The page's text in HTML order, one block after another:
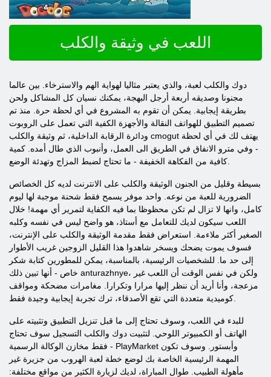
اللعب في وثيقة والكلب
دوك والكلب لعبة، والذي يعتبر مثاليا لهواية الهم والاسترخاء. بين عالما
مجنونا وصديقه أربعة أرجل البهجة، يمكنك نسيان كل المشاكل ولحن
بطريقة إيجابية. يمكن أن تقوم به المشروع في أي لحظة حرة. منذ تم
تصميم التطبيق للهواتف النقالة والأجهزة الكفية التي تعمل على الروبوت
ودائرة الرقابة الداخلية، ثم وثيقة والكلب cmogut يهتف لك في أي لحظة
- وفي مترو الانفاق في الطريق الى العمل، وأنبوب الذي طال أمده. كمية
بسيطة وقليل من الجنون الوثيقة والكلب على الانترنت لديه كل الخصائص
الضرورية للعبة من نوعه. واحد موفر يسمح فقط شحنة موجبة لها ليوم
كامل، وانها لا تزال لم تكن محظوظا بما فيه الكفاية لتمرير أي مهمة! خلال
اللعب سيكون لديك للتعامل مع أستاذ، هو واضح ليس في نفسه وكلبه
الصغير أكثر ملاءمة. استعراض فقط مقدمة الوثيقة والكلب على الإنترنت،
فسوف يموت يضحك ويسخر شاهدوا هذا القليل الزوجين غريب الأطوار
إلى حد ما. للشخصيات الرئيسية، بالمناسبة، يمكن للمطورين كتابة شكر
خاص - أنها تبين ذلك anturazhnye، ولكن في نفس الوقت أن اللعب غير
مزعجة، وأنا أريد أن ننظر إليها مرارا وتكرارا. مغامرات مضحكة ومواقف
للبدء في اللعب، وسوف تحتاج إلى ما قبل تنزيل التطبيق وتثبيته على
الهاتف أو الكمبيوتر اللوحي. لتثبيت دوك والكلب التسجيل سوف تحتاج
فقط مخازن الوكالة الرسمية - PlayMarket وأبستور. وسوف تكون
المهمة الرئيسية الخاصة بك لوضع خطة لعبة الهروب من جزيرة غير
مأهولة الطبيب. طوال المباراة، لديك لزيارة الكثير من مواقع مختلفة: